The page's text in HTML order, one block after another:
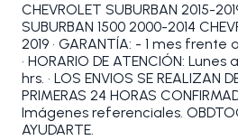
CHEVROLET SUBURBAN 2015-
SUBURBAN 1500 2000-2014
2019 • GARANTÍA: - 1 mes
• HORARIO DE ATENCIÓN: Lunes
hrs. • LOS ENVIOS SE REALIZAN
PRIMERAS 24 HORAS
Imágenes referenciales.
AYUDARTE.